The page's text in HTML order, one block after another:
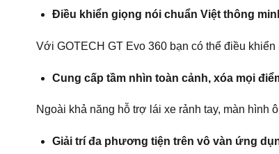
Điều khiển giọng nói chuẩn Việt thông
Với GOTECH GT Evo 360 bạn có thể điều
Cung cấp tầm nhìn toàn cảnh, xóa mọi
Ngoài khả năng hỗ trợ lái xe rảnh tay, màn hình
Giải trí đa phương tiện trên vô vàn ứng